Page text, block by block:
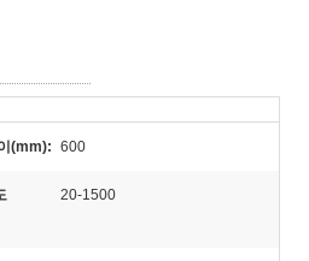
(mm): 600
20-1500